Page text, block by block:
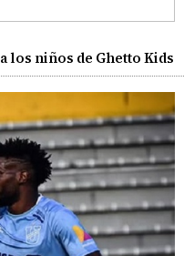
los niños de Ghetto Kids